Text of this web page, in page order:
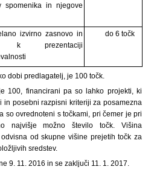
spomenika in njegove
izvirno zasnovo in
k prezentaciji
do 6 točk
dobi predlagatelj, je 100 točk.
100, financirani pa so lahko projekti, ki
in posebni razpisni kriteriji za posamezna
so ovrednoteni s točkami, pri čemer je pri
najvišje možno število točk. Višina
od skupne višine prejetih točk za
sredstev.
9. 11. 2016 in se zaključi 11. 1. 2017.